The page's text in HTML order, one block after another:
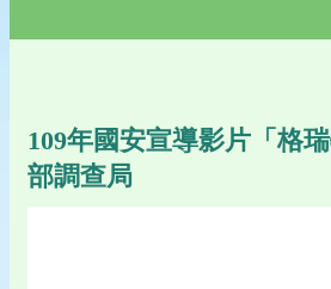
109年國安宣導影片「格
部調查局